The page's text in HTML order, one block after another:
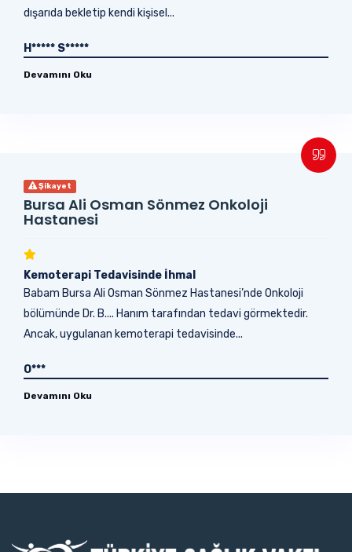
dışarıda bekletip kendi kişisel...
H***** S*****
Devamını Oku
Şikayet
Bursa Ali Osman Sönmez Onkoloji
Hastanesi
Kemoterapi Tedavisinde İhmal
Babam Bursa Ali Osman Sönmez Hastanesi’nde Onkoloji
bölümünde Dr. B.... Hanım tarafından tedavi görmektedir.
Ancak, uygulanan kemoterapi tedavisinde...
O***
Devamını Oku